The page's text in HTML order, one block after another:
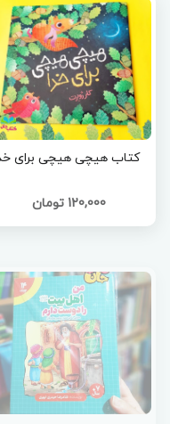
کتاب هیچی هیچی برای
120,000 تومان